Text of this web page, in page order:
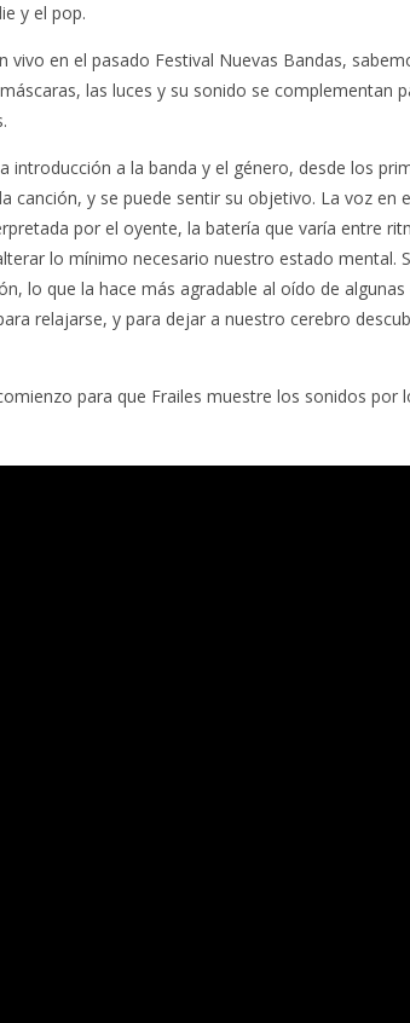
y el pop.
vivo en el pasado Festival Nuevas Bandas,
las luces y su sonido se complementan
introducción a la banda y el género, desde los
canción, y se puede sentir su objetivo. La voz en
por el oyente, la batería que varía entre
lo mínimo necesario nuestro estado mental.
lo que la hace más agradable al oído de algunas
relajarse, y para dejar a nuestro cerebro
para que Frailes muestre los sonidos